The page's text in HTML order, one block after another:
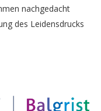
nachgedacht
des Leidensdrucks